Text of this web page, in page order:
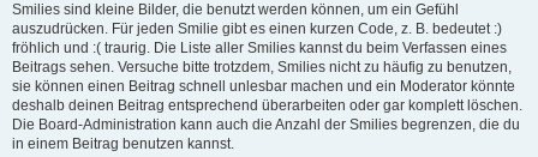
Smilies sind kleine Bilder, die benutzt werden können, um ein Gefühl
auszudrücken. Für jeden Smilie gibt es einen kurzen Code, z. B. bedeutet :)
fröhlich und :( traurig. Die Liste aller Smilies kannst du beim Verfassen eines
Beitrags sehen. Versuche bitte trotzdem, Smilies nicht zu häufig zu benutzen,
sie können einen Beitrag schnell unlesbar machen und ein Moderator könnte
deshalb deinen Beitrag entsprechend überarbeiten oder gar komplett löschen.
Die Board-Administration kann auch die Anzahl der Smilies begrenzen, die du
in einem Beitrag benutzen kannst.